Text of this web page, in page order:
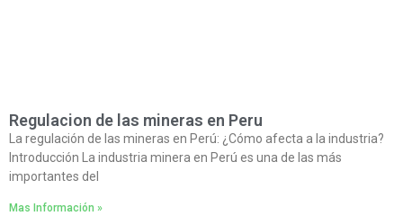
Regulacion de las mineras en Peru
La regulación de las mineras en Perú: ¿Cómo afecta a la industria?
Introducción La industria minera en Perú es una de las más
importantes del
Mas Información »